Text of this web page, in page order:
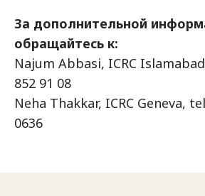
За дополнительной
обращайтесь к:
Najum Abbasi, ICRC
852 91 08
Neha Thakkar, ICRC Geneva,
0636